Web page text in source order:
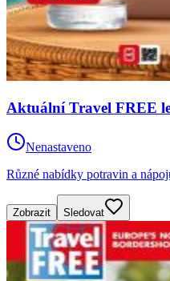
Aktuální Travel FREE
Nenastaveno
Různé nabídky potravin a
Zobrazit Sledovat